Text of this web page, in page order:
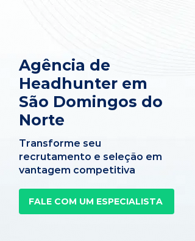
Agência de
Headhunter em
São Domingos do
Norte
Transforme seu
recrutamento e seleção em
vantagem competitiva
FALE COM UM ESPECIALISTA